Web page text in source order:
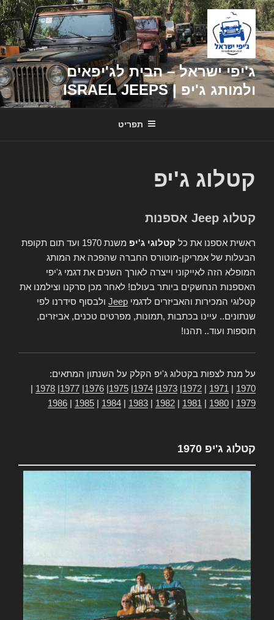
דילוג
לתוכן
ג'יפי ישראל – הבית לג'יפאים
ולמותג ג'יפ | ISRAEL JEEPS
תפריט
קטלוג ג'יפ
קטלוג Jeep אספנות
ראשית אספנו את כל קטלוגי ג'יפ
משנת 1970 ועד תום תקופת
הבעלות של אמריקן-מוטורס החברה שהפכה את המותג
המופלא הזה לאייקוני וייצרה לאורך השנים את דגמי ג'יפי
האספנות הנחשקים ביותר בעולם! לאחר מכן סרקנו וצילמנו את
קטלוגי המכירות והאביזרים לדגמי Jeep ולבסוף סידרנו לפי
שנתונים.. עיינו בכתבות ,תמונות, מפרטים טכנים, אביזרים,
תוספות ועוד.. תהנו!
על מנת לצפות בקטלוג ג'יפ הקלק על השנתון המתאים:
1970
1971
1972
1973
1974
1975
1976
1977
1978
1979
1980
1981
1982
1983
1984
1985
1986
קטלוג ג'יפ 1970